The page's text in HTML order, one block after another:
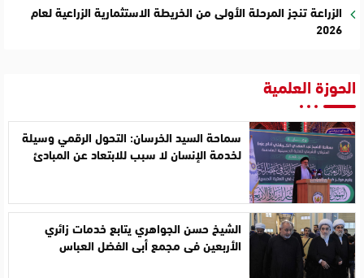
الزراعة تنجز المرحلة الأولى من الخريطة الاستثمارية الزراعية لعام
2026
الحوزة العلمية
سماحة السيد الخرسان: التحول الرقمي وسيلة
لخدمة الإنسان لا سبب للابتعاد عن المبادئ
الشيخ حسن الجواهري يتابع خدمات زائري
الأربعين في مجمع أبي الفضل العباس